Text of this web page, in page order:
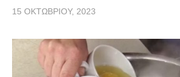
15 ΟΚΤΩΒΡΊΟΥ, 2023